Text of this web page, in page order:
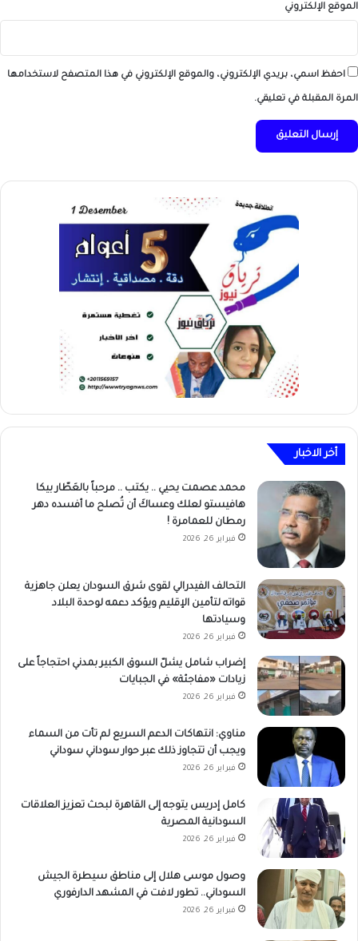
الموقع الإلكتروني
احفظ اسمي، بريدي الإلكتروني، والموقع الإلكتروني في هذا المتصفح لاستخدامها
المرة المقبلة في تعليقي.
أخر الاخبار
محمد عصمت يحيي .. يكتب .. مرحباً بالعَطّار بيكا
هافيستو لعلك وعساكَ أن تُصلح ما أفسده دهر
رمطان للعمامرة !
فبراير 26, 2026
التحالف الفيدرالي لقوى شرق السودان يعلن جاهزية
قواته لتأمين الإقليم ويؤكد دعمه لوحدة البلاد
وسيادتها
فبراير 26, 2026
إضراب شامل يشلّ السوق الكبير بمدني احتجاجاً على
زيادات «مفاجئة» في الجبايات
فبراير 26, 2026
مناوي: انتهاكات الدعم السريع لم تأت من السماء
ويجب أن تتجاوز ذلك عبر حوار سوداني سوداني
فبراير 26, 2026
كامل إدريس يتوجه إلى القاهرة لبحث تعزيز العلاقات
السودانية المصرية
فبراير 26, 2026
وصول موسى هلال إلى مناطق سيطرة الجيش
السوداني.. تطور لافت في المشهد الدارفوري
فبراير 26, 2026